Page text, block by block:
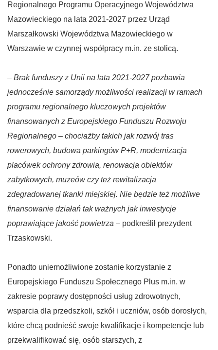
Regionalnego Programu Operacyjnego Województwa
Mazowieckiego na lata 2021-2027 przez Urząd
Marszałkowski Województwa Mazowieckiego w
Warszawie w czynnej współpracy m.in. ze stolicą.
– Brak funduszy z Unii na lata 2021-2027 pozbawia
jednocześnie samorządy możliwości realizacji w ramach
programu regionalnego kluczowych projektów
finansowanych z Europejskiego Funduszu Rozwoju
Regionalnego – chociażby takich jak rozwój tras
rowerowych, budowa parkingów P+R, modernizacja
placówek ochrony zdrowia, renowacja obiektów
zabytkowych, muzeów czy też rewitalizacja
zdegradowanej tkanki miejskiej. Nie będzie też możliwe
finansowanie działań tak ważnych jak inwestycje
poprawiające jakość powietrza – podkreślił prezydent
Trzaskowski.
Ponadto uniemożliwione zostanie korzystanie z
Europejskiego Funduszu Społecznego Plus m.in. w
zakresie poprawy dostępności usług zdrowotnych,
wsparcia dla przedszkoli, szkół i uczniów, osób dorosłych,
które chcą podnieść swoje kwalifikacje i kompetencje lub
przekwalifikować się, osób starszych, z